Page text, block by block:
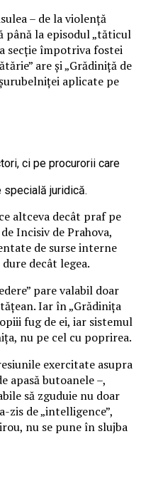
– de la violență
până la episodul „tăticul
secție împotriva fostei
are și „Grădiniță de
aplicate pe
ci pe procurorii care
juridică.
altceva decât praf pe
Incisiv de Prahova,
de surse interne
decât legea.
pare valabil doar
Iar în „Grădinița
fug de ei, iar sistemul
nu pe cel cu poprirea.
exercitate asupra
apasă butoanele –,
să zguduie nu doar
zis de „intelligence”,
nu se pune în slujba